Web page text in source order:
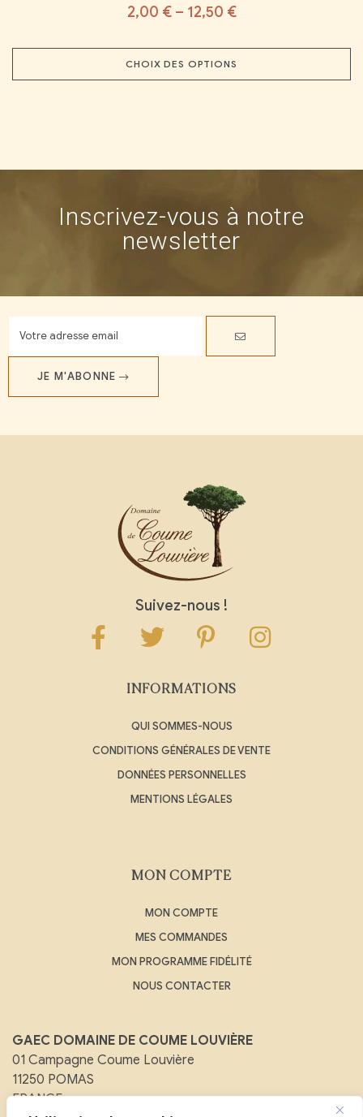
2,00 €– 12,50 €
CHOIX DES OPTIONS
Inscrivez-vous à notre
newsletter
JE M'ABONNE
Suivez-nous !
INFORMATIONS
QUI SOMMES-NOUS
CONDITIONS GÉNÉRALES DE VENTE
DONNÉES PERSONNELLES
MENTIONS LÉGALES
MON COMPTE
MON COMPTE
MES COMMANDES
MON PROGRAMME FIDÉLITÉ
NOUS CONTACTER
GAEC DOMAINE DE COUME LOUVIÈRE
01 Campagne Coume Louvière
11250 POMAS
FRANCE